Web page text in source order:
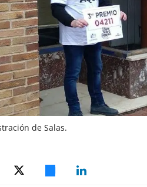
de Salas.